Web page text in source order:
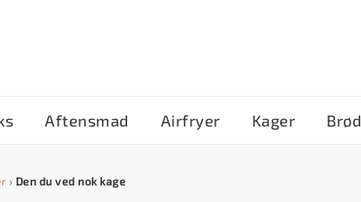
Aftensmad Airfryer Kager Brød
› Den du ved nok kage